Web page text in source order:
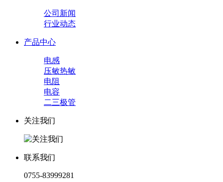
公司新闻
行业动态
产品中心
电感
压敏热敏
电阻
电容
二三极管
关注我们
联系我们
0755-83999281